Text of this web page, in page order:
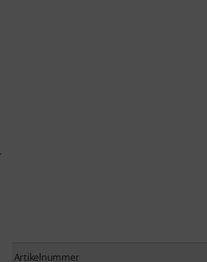
Artikelnummer